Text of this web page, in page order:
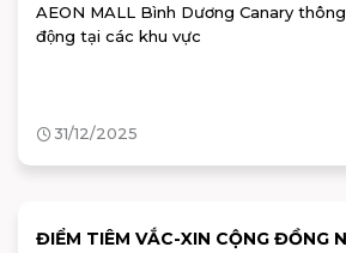
AEON MALL Bình Dương Canary
động tại các khu vực
31/12/2025
ĐIỂM TIÊM VẮC-XIN CỘNG ĐỒNG